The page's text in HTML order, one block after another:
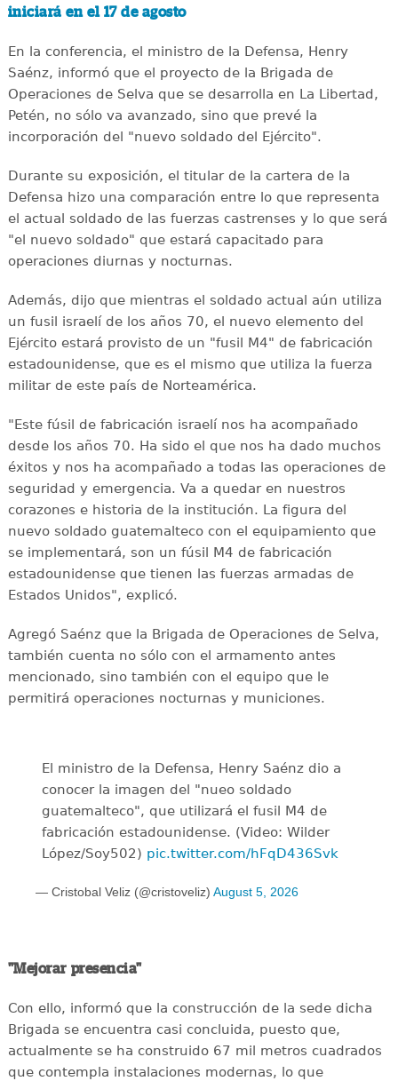
iniciará en el 17 de agosto
En la conferencia, el ministro de la Defensa, Henry
Saénz, informó que el proyecto de la Brigada de
Operaciones de Selva que se desarrolla en La Libertad,
Petén, no sólo va avanzado, sino que prevé la
incorporación del "nuevo soldado del Ejército".
Durante su exposición, el titular de la cartera de la
Defensa hizo una comparación entre lo que representa
el actual soldado de las fuerzas castrenses y lo que será
"el nuevo soldado" que estará capacitado para
operaciones diurnas y nocturnas.
Además, dijo que mientras el soldado actual aún utiliza
un fusil israelí de los años 70, el nuevo elemento del
Ejército estará provisto de un "fusil M4" de fabricación
estadounidense, que es el mismo que utiliza la fuerza
militar de este país de Norteamérica.
"Este fúsil de fabricación israelí nos ha acompañado
desde los años 70. Ha sido el que nos ha dado muchos
éxitos y nos ha acompañado a todas las operaciones de
seguridad y emergencia. Va a quedar en nuestros
corazones e historia de la institución. La figura del
nuevo soldado guatemalteco con el equipamiento que
se implementará, son un fúsil M4 de fabricación
estadounidense que tienen las fuerzas armadas de
Estados Unidos", explicó.
Agregó Saénz que la Brigada de Operaciones de Selva,
también cuenta no sólo con el armamento antes
mencionado, sino también con el equipo que le
permitirá operaciones nocturnas y municiones.
El ministro de la Defensa, Henry Saénz dio a
conocer la imagen del "nueo soldado
guatemalteco", que utilizará el fusil M4 de
fabricación estadounidense. (Video: Wilder
López/Soy502) pic.twitter.com/hFqD436Svk
— Cristobal Veliz (@cristoveliz) August 5, 2026
"Mejorar presencia"
Con ello, informó que la construcción de la sede dicha
Brigada se encuentra casi concluida, puesto que,
actualmente se ha construido 67 mil metros cuadrados
que contempla instalaciones modernas, lo que